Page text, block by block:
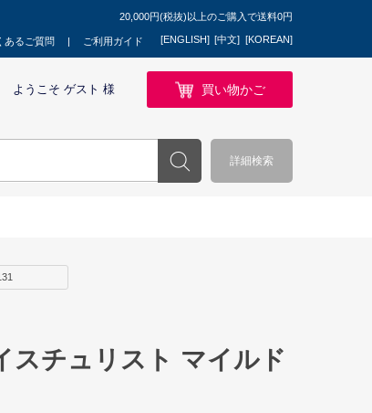
20,000円(税抜)以上のご購入で送料0円
あるご質問 ご利用ガイド [ENGLISH] [中文] [KOREAN]
ようこそ ゲスト 様 買い物かご
詳細検索
スチュリスト マイルド